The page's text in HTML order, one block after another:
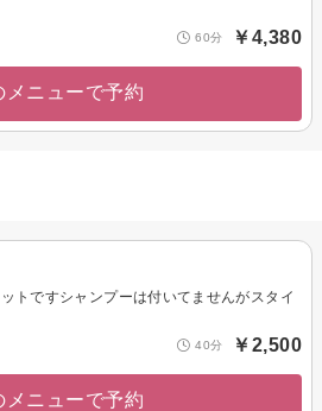
60分 ￥4,380
メニューで予約
トですシャンプーは付いてませんがスタイ
40分 ￥2,500
メニューで予約